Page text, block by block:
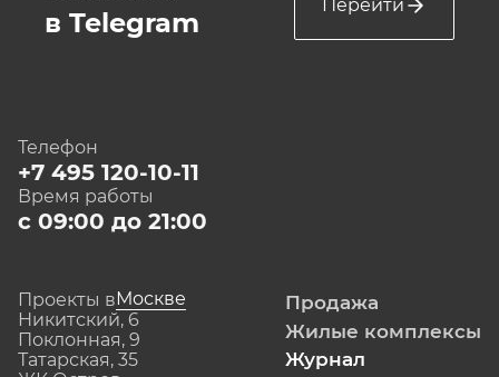
в Telegram
Перейти
Телефон
+7 495 120-10-11
Время работы
с 09:00 до 21:00
Проекты вМоскве
Никитский, 6
Поклонная, 9
Татарская, 35
Продажа
Жилые комплексы
Журнал